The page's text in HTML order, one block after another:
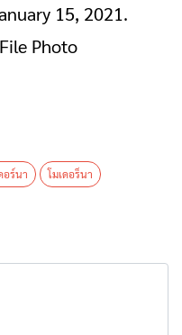
15, 2021.
Photo
อร์นา โมเดอร็นา